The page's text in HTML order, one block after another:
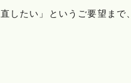
したい」というご要望まで、